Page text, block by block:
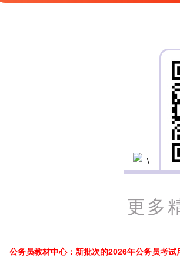
更多
公务员教材中心：新批次的2026年公务员考试